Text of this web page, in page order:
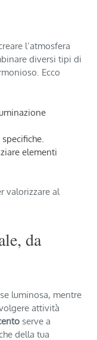
l’atmosfera
diversi tipi di
Ecco
elementi
valorizzare al
da
luminosa, mentre
attività
serve a
della tua